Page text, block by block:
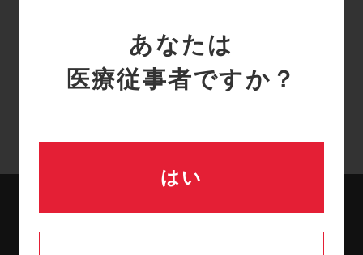
あなたは
医療従事者ですか？
はい
製品に関するお問い合わせ・